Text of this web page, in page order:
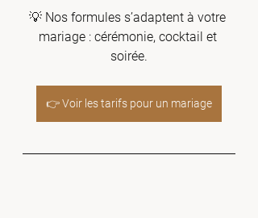
💡 Nos formules s’adaptent à votre
mariage : cérémonie, cocktail et
soirée.
👉 Voir les tarifs pour un mariage